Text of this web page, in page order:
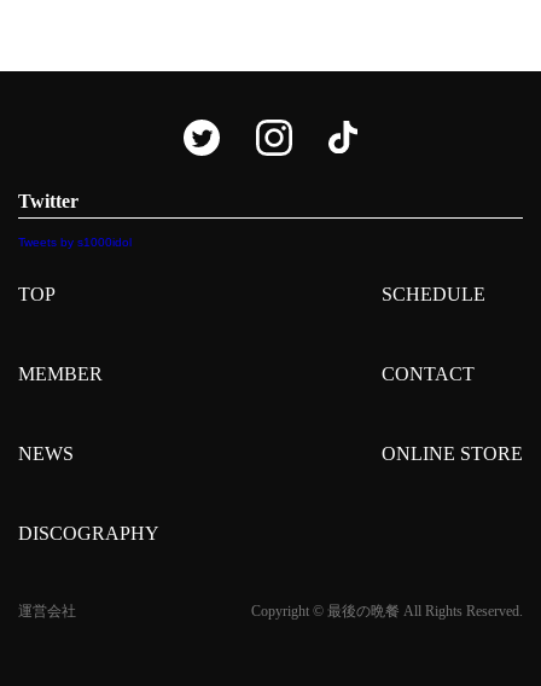
Twitter
Tweets by s1000idol
TOP
MEMBER
NEWS
DISCOGRAPHY
SCHEDULE
CONTACT
ONLINE STORE
運営会社 Copyright © 最後の晩餐 All Rights Reserved.